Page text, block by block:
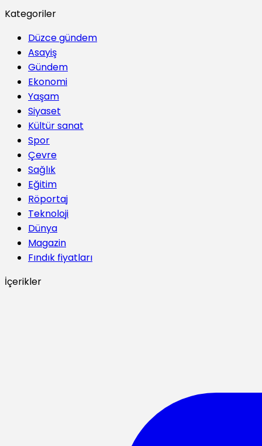
Kategoriler
Düzce gündem
Asayiş
Gündem
Ekonomi
Yaşam
Siyaset
Kültür sanat
Spor
Çevre
Sağlık
Eğitim
Röportaj
Teknoloji
Dünya
Magazin
Fındık fiyatları
İçerikler